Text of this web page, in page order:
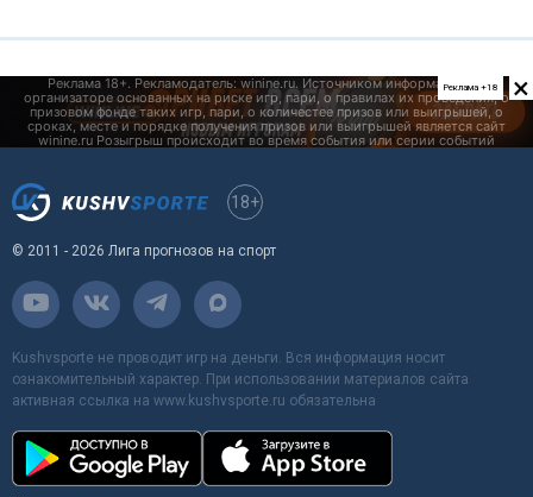
×
Реклама +18
18+
© 2011 - 2026 Лига прогнозов на спорт
Kushvsporte не проводит игр на деньги. Вся информация носит
ознакомительный характер. При использовании материалов сайта
активная ссылка на www.kushvsporte.ru обязательна